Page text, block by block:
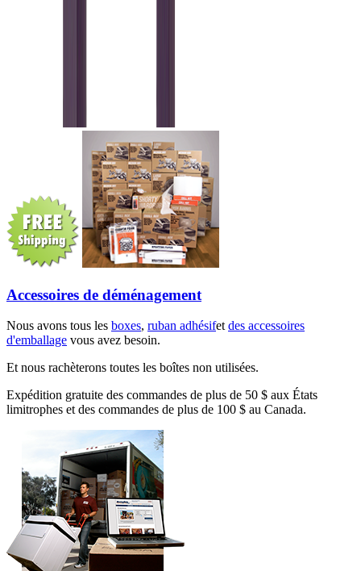
Accessoires de déménagement
Nous avons tous les boxes, ruban adhésifetdes accessoires
d'emballage vous avez besoin.
Et nous rachèterons toutes les boîtes non utilisées.
Expédition gratuite des commandes de plus de 50 $ aux États
limitrophes et des commandes de plus de 100 $ au Canada.